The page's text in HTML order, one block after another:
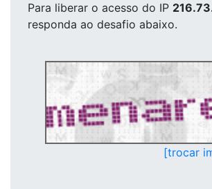
Para liberar o acesso do IP
responda ao desafio abaixo.
[trocar